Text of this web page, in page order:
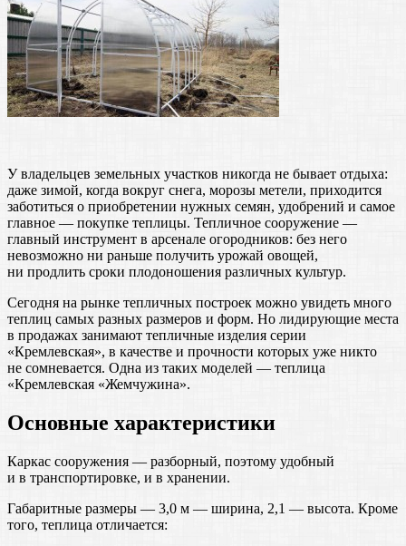
У владельцев земельных участков никогда не бывает отдыха:
даже зимой, когда вокруг снега, морозы метели, приходится
заботиться о приобретении нужных семян, удобрений и самое
главное — покупке теплицы. Тепличное сооружение —
главный инструмент в арсенале огородников: без него
невозможно ни раньше получить урожай овощей,
ни продлить сроки плодоношения различных культур.
Сегодня на рынке тепличных построек можно увидеть много
теплиц самых разных размеров и форм. Но лидирующие места
в продажах занимают тепличные изделия серии
«Кремлевская», в качестве и прочности которых уже никто
не сомневается. Одна из таких моделей — теплица
«Кремлевская «Жемчужина».
Основные характеристики
Каркас сооружения — разборный, поэтому удобный
и в транспортировке, и в хранении.
Габаритные размеры — 3,0 м — ширина, 2,1 — высота. Кроме
того, теплица отличается: